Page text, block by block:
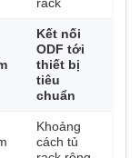
rack
Kết nối
ODF tới
thiết bị
tiêu
chuẩn
Khoảng
cách tủ